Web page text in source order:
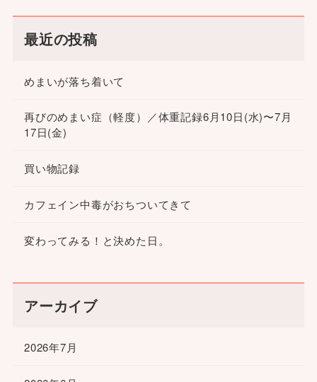
最近の投稿
めまいが落ち着いて
再びのめまい症（軽度）／体重記録6月10日(水)〜7月
17日(金)
買い物記録
カフェイン中毒がおちついてきて
変わってみる！と決めた日。
アーカイブ
2026年7月